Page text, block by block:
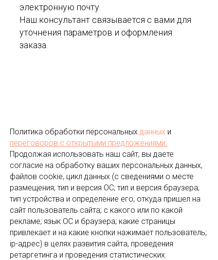
электронную почту.
Наш консультант связывается с вами для
уточнения параметров и оформления
заказа.
Политика обработки персональных данных и
переговоров с открытыми предложениями.
Продолжая использовать наш сайт, вы даете
согласие на обработку ваших персональных данных,
файлов cookie, цикл данных (с сведениями о месте
размещения; тип и версия ОС; тип и версия браузера;
тип устройства и определение его; откуда пришел на
сайт пользователь сайта; с какого или по какой
рекламе; язык ОС и браузера; какие страницы
привлекает и на какие кнопки нажимает пользователь;
ip-адрес) в целях развития сайта, проведения
ретаргетинга и проведения статистических